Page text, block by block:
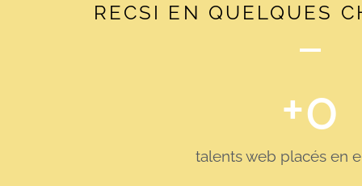
RECSI EN QUELQUES
talents web placés en
+0